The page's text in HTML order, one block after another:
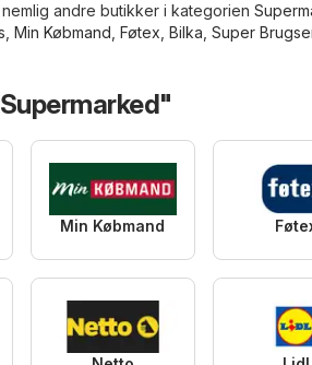
andre butikker i kategorien
, Min Købmand, Føtex, Bilka, Super
Min Købmand